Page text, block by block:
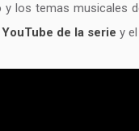
y los temas musicales
de la serie y